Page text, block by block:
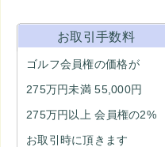
お取引手数料
ゴルフ会員権の価格が
275万円未満 55,000円
275万円以上 会員権の2%
お取引時に頂きます